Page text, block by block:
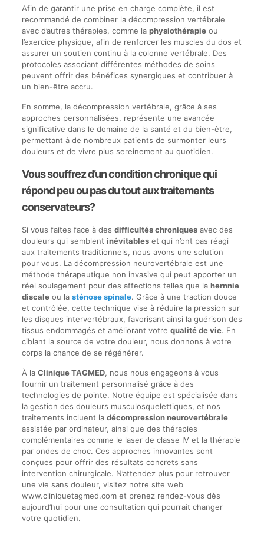
Afin de garantir une prise en charge complète, il est
recommandé de combiner la décompression vertébrale
avec d’autres thérapies, comme la physiothérapieou
l’exercice physique, afin de renforcer les muscles du dos et
assurer un soutien continu à la colonne vertébrale. Des
protocoles associant différentes méthodes de soins
peuvent offrir des bénéfices synergiques et contribuer à
un bien-être accru.
En somme, la décompression vertébrale, grâce à ses
approches personnalisées, représente une avancée
significative dans le domaine de la santé et du bien-être,
permettant à de nombreux patients de surmonter leurs
douleurs et de vivre plus sereinement au quotidien.
Vous souffrez d’un condition chronique qui
répond peu ou pas du tout aux traitements
conservateurs?
Si vous faites face à des difficultés chroniquesavec des
douleurs qui semblent inévitableset qui n’ont pas réagi
aux traitements traditionnels, nous avons une solution
pour vous. La décompression neurovertébrale est une
méthode thérapeutique non invasive qui peut apporter un
réel soulagement pour des affections telles que la hernnie
discaleou la sténose spinale. Grâce à une traction douce
et contrôlée, cette technique vise à réduire la pression sur
les disques intervertébraux, favorisant ainsi la guérison des
tissus endommagés et améliorant votre qualité de vie. En
ciblant la source de votre douleur, nous donnons à votre
corps la chance de se régénérer.
À la Clinique TAGMED, nous nous engageons à vous
fournir un traitement personnalisé grâce à des
technologies de pointe. Notre équipe est spécialisée dans
la gestion des douleurs musculosquelettiques, et nos
traitements incluent la décompression neurovertébrale
assistée par ordinateur, ainsi que des thérapies
complémentaires comme le laser de classe IV et la thérapie
par ondes de choc. Ces approches innovantes sont
conçues pour offrir des résultats concrets sans
intervention chirurgicale. N’attendez plus pour retrouver
une vie sans douleur, visitez notre site web
www.cliniquetagmed.com et prenez rendez-vous dès
aujourd’hui pour une consultation qui pourrait changer
votre quotidien.